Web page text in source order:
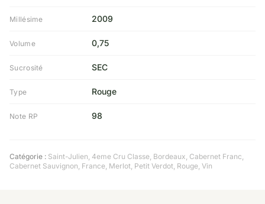
Millésime 2009
Volume 0,75
Sucrosité SEC
Type Rouge
Note RP 98
Catégorie : Saint-Julien, 4eme Cru Classe, Bordeaux, Cabernet Franc,
Cabernet Sauvignon, France, Merlot, Petit Verdot, Rouge, Vin